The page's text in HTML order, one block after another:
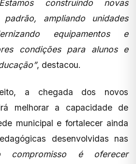
construindo novas
ampliando unidades
equipamentos e
condições para alunos e
, destacou.
a chegada dos novos
melhorar a capacidade de
municipal e fortalecer ainda
desenvolvidas nas
compromisso é oferecer